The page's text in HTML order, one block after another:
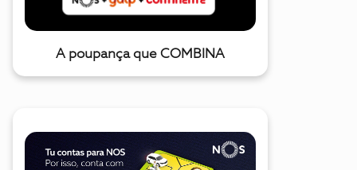
A poupança que COMBINA